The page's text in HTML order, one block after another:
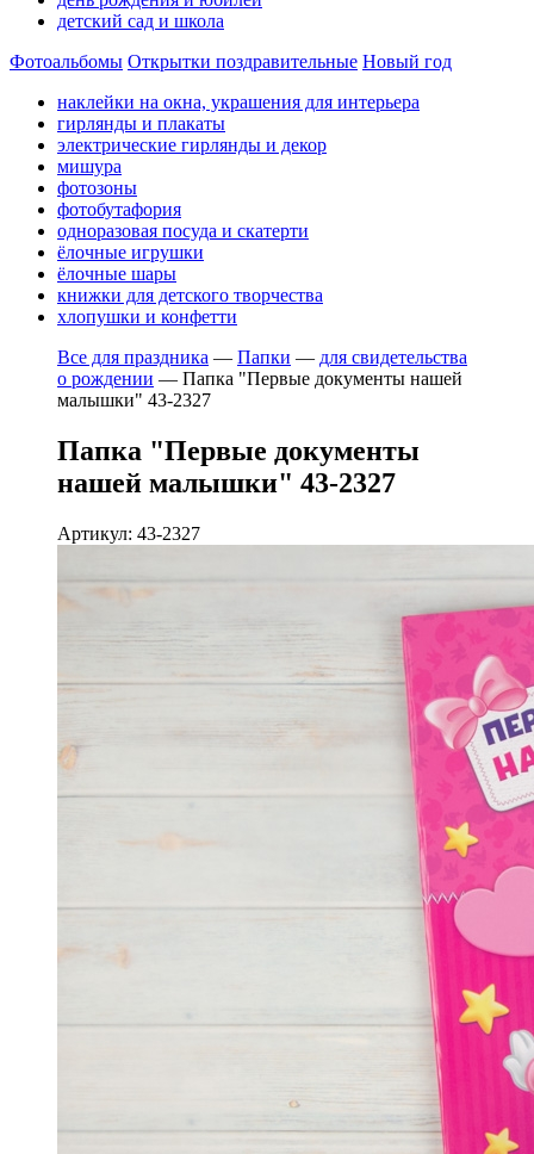
детский сад и школа
Фотоальбомы Открытки поздравительные Новый год
наклейки на окна, украшения для интерьера
гирлянды и плакаты
электрические гирлянды и декор
мишура
фотозоны
фотобутафория
одноразовая посуда и скатерти
ёлочные игрушки
ёлочные шары
книжки для детского творчества
хлопушки и конфетти
Все для праздника — Папки — для свидетельства
о рождении — Папка "Первые документы нашей
малышки" 43-2327
Папка "Первые документы
нашей малышки" 43-2327
Артикул: 43-2327